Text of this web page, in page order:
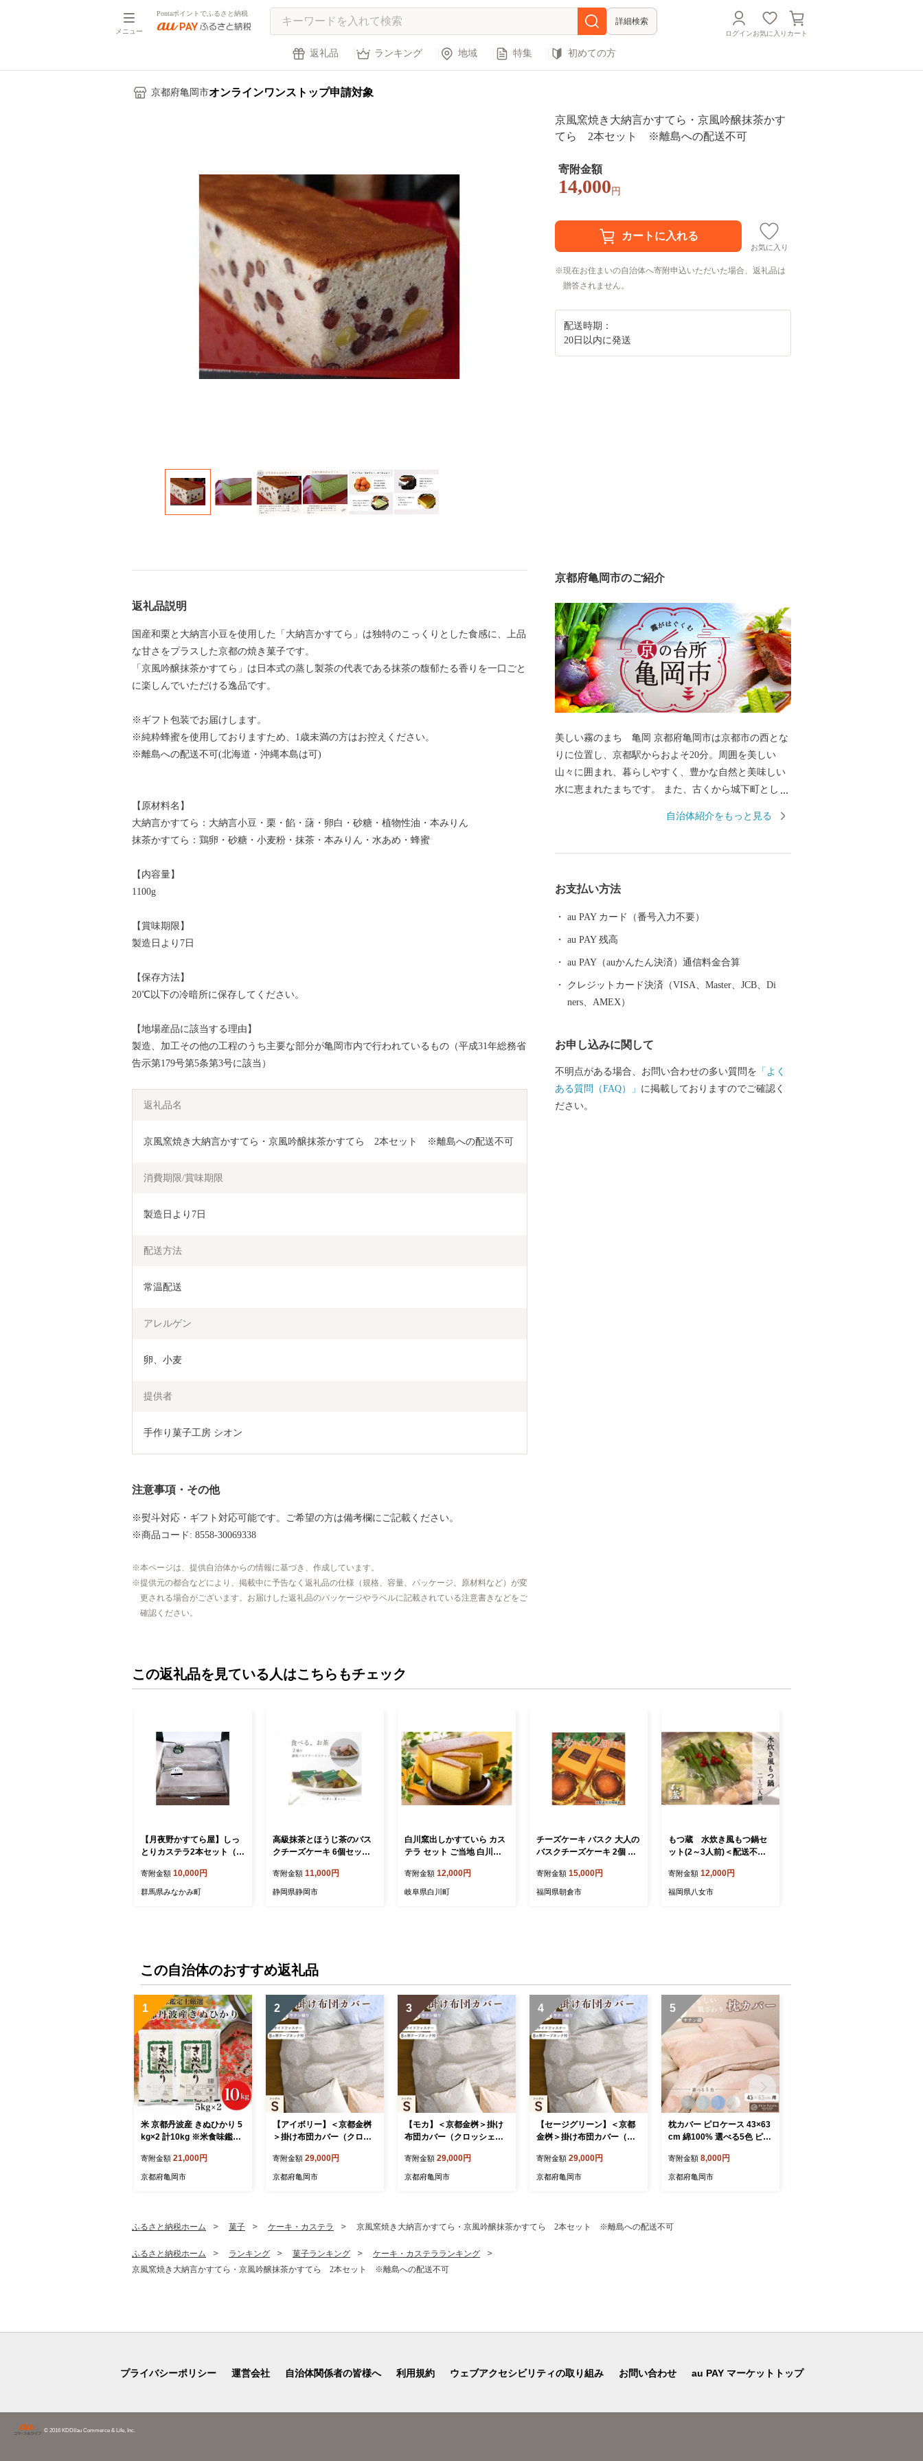
メニュー
Pontaポイントでふるさと納税
詳細検索
ログインお気に入り カート
返礼品 ランキング 地域 特集 初めての方
京都府亀岡市オンラインワンストップ申請対象
京風窯焼き大納言かすてら・京風吟醸抹茶かす
てら 2本セット ※離島への配送不可
寄附金額
14,000 円
お気に入り
現在お住まいの自治体へ寄附申込いただいた場合、返礼品は
贈答されません。
配送時期：
20日以内に発送
返礼品説明
国産和栗と大納言小豆を使用した「大納言かすてら」は独特のこっくりとした食感に、上品
な甘さをプラスした京都の焼き菓子です。
「京風吟醸抹茶かすてら」は日本式の蒸し製茶の代表である抹茶の馥郁たる香りを一口ごと
に楽しんでいただける逸品です。
※ギフト包装でお届けします。
※純粋蜂蜜を使用しておりますため、1歳未満の方はお控えください。
※離島への配送不可(北海道・沖縄本島は可)
【原材料名】
大納言かすてら：大納言小豆・栗・餡・藷・卵白・砂糖・植物性油・本みりん
抹茶かすてら：鶏卵・砂糖・小麦粉・抹茶・本みりん・水あめ・蜂蜜
【内容量】
1100g
【賞味期限】
製造日より7日
【保存方法】
20℃以下の冷暗所に保存してください。
【地場産品に該当する理由】
製造、加工その他の工程のうち主要な部分が亀岡市内で行われているもの（平成31年総務省
告示第179号第5条第3号に該当）
返礼品名
京風窯焼き大納言かすてら・京風吟醸抹茶かすてら　2本セット　※離島への配送不可
消費期限/賞味期限
製造日より7日
配送方法
常温配送
アレルゲン
卵、小麦
提供者
手作り菓子工房 シオン
注意事項・その他
※熨斗対応・ギフト対応可能です。ご希望の方は備考欄にご記載ください。
※商品コード: 8558-30069338
本ページは、提供自治体からの情報に基づき、作成しています。
提供元の都合などにより、掲載中に予告なく返礼品の仕様（規格、容量、パッケージ、原材料など）が変
更される場合がございます。お届けした返礼品のパッケージやラベルに記載されている注意書きなどをご
確認ください。
京都府亀岡市のご紹介
美しい霧のまち 亀岡 京都府亀岡市は京都市の西とな
りに位置し、京都駅からおよそ20分。周囲を美しい
山々に囲まれ、暮らしやすく、豊かな自然と美味しい
水に恵まれたまちです。 また、古くから城下町として
信点となったまちでもあります。 秋から春にかけて
お楽しみいただけます。 新たなランドマークとしてサ
ンガスタジアム by KYOCERAが完成しました。約21,6
ホームスタジアムとして活用されるほか、サッカーや
ラグビーなどの国際試合が開催可能な施設であり、音
楽や地域振興など、府内最大級のイベント会場として
自治体紹介をもっと見る
お支払い方法
au PAY カード（番号入力不要）
au PAY 残高
au PAY（auかんたん決済）通信料金合算
クレジットカード決済（VISA、Master、JCB、Di
ners、AMEX）
お申し込みに関して
不明点がある場合、お問い合わせの多い質問を 「よく
ある質問（FAQ）」 に掲載しておりますのでご確認く
ださい。
この返礼品を見ている人はこちらもチェック
【月夜野かすてら屋】しっ
とりカステラ2本セット（抹
寄附金額 10,000円
群馬県みなかみ町
高級抹茶とほうじ茶のバス
クチーズケーキ 6個セット
【配送不可：離島】□
寄附金額 11,000円
静岡県静岡市
白川窯出しかすていら カス
テラ セット ご当地 白川町 /
4]
寄附金額 12,000円
岐阜県白川町
チーズケーキ バスク 大人の
バスクチーズケーキ 2個 セ
離島 お菓子
寄附金額 15,000円
福岡県朝倉市
もつ蔵 水炊き風もつ鍋セ
ット(2～3人前)＜配送不
寄附金額 12,000円
福岡県八女市
この自治体のおすすめ返礼品
1
米 京都丹波産 きぬひかり 5
kg×2 計10kg ※米食味鑑定
け【京都伏見のお米問屋が
精米】米 白米 ※沖縄本島・
寄附金額 21,000円
京都府亀岡市
2
【アイボリー】＜京都金桝
＞掛け布団カバー（クロッ
≪日本製 なめらかタッチ 両
サイドファスナー ナチュラ
い 布団カバー 心地いい Abl
寄附金額 29,000円
京都府亀岡市
3
【モカ】＜京都金桝＞掛け
布団カバー（クロッシェ）
製 なめらかタッチ 両サイド
ファスナー ナチュラル 北欧
バー 心地いい Able Future
寄附金額 29,000円
京都府亀岡市
4
【セージグリーン】＜京都
金桝＞掛け布団カバー（ク
0%◇≪日本製 なめらかタ
ッチ 両サイドファスナー ナ
性良い 布団カバー 心地いい
寄附金額 29,000円
京都府亀岡市
5
枕カバー ピロケース 43×63
cm 綿100% 選べる5色 ピン
イボリー ファスナー式 日本
製 国産 京都金桝｜クロッシ
寄附金額 8,000円
京都府亀岡市
ふるさと納税ホーム 菓子 ケーキ・カステラ 京風窯焼き大納言かすてら・京風吟醸抹茶かすてら 2本セット ※離島への配送不可
ふるさと納税ホーム ランキング 菓子ランキング
ケーキ・カステラランキング
京風窯焼き大納言かすてら・京風吟醸抹茶かすてら 2本セット ※離島への配送不可
プライバシーポリシー 運営会社 自治体関係者の皆様へ 利用規約 ウェブアクセシビリティの取り組み お問い合わせ au PAY マーケットトップ
© 2016 KDDI/au Commerce & Life, Inc.